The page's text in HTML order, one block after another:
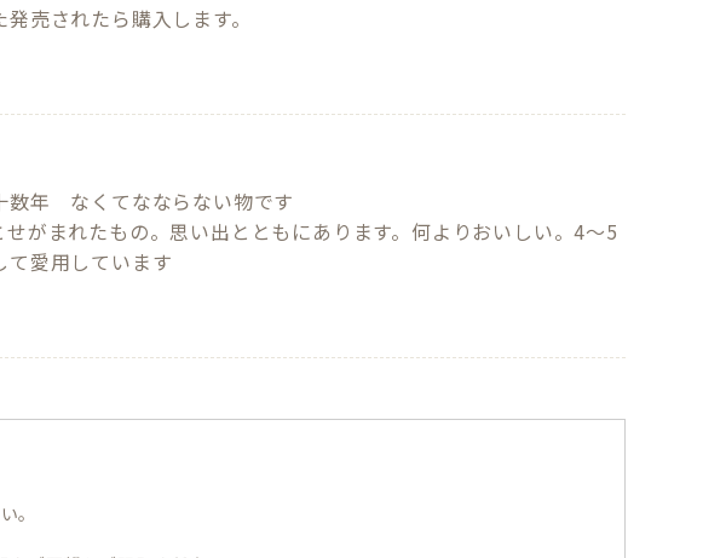
売されたら購入します。
年　なくてなならない物です
がまれたもの。思い出とともにあります。何よりおいしい。4〜5
て愛用しています
。